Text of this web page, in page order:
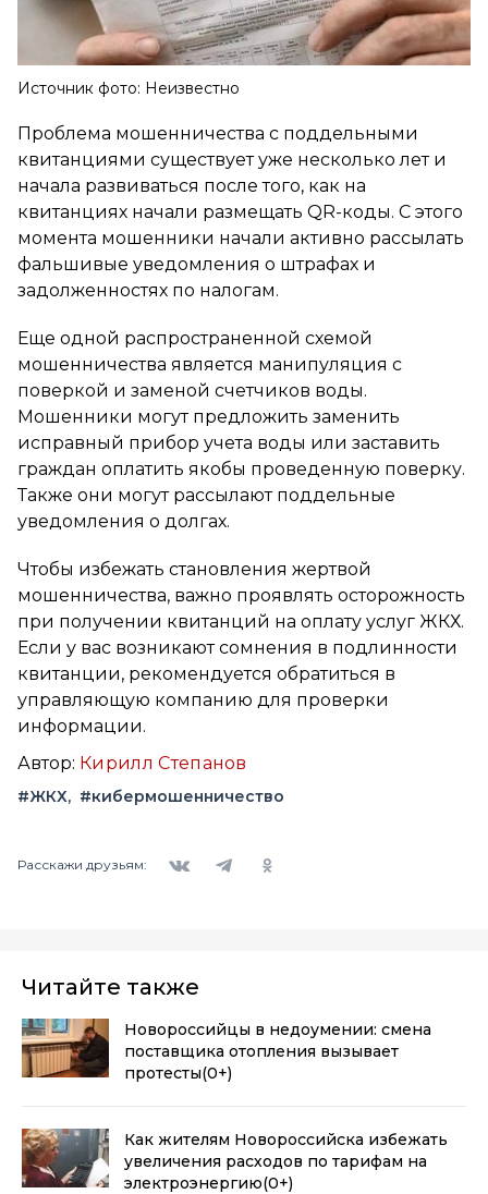
Источник фото: Неизвестно
Проблема мошенничества с поддельными
квитанциями существует уже несколько лет и
начала развиваться после того, как на
квитанциях начали размещать QR-коды. С этого
момента мошенники начали активно рассылать
фальшивые уведомления о штрафах и
задолженностях по налогам.
Еще одной распространенной схемой
мошенничества является манипуляция с
поверкой и заменой счетчиков воды.
Мошенники могут предложить заменить
исправный прибор учета воды или заставить
граждан оплатить якобы проведенную поверку.
Также они могут рассылают поддельные
уведомления о долгах.
Чтобы избежать становления жертвой
мошенничества, важно проявлять осторожность
при получении квитанций на оплату услуг ЖКХ.
Если у вас возникают сомнения в подлинности
квитанции, рекомендуется обратиться в
управляющую компанию для проверки
информации.
Автор: Кирилл Степанов
#ЖКХ #кибермошенничество
Расскажи друзьям:
Читайте также
Новороссийцы в недоумении: смена
поставщика отопления вызывает
протесты(0+)
Как жителям Новороссийска избежать
увеличения расходов по тарифам на
электроэнергию(0+)